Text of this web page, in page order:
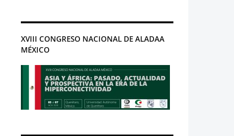
XVIII CONGRESO NACIONAL DE ALADAA
MÉXICO